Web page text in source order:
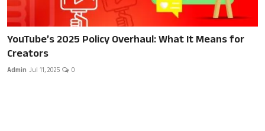
Malayalam
YouTube’s 2025 Policy Overhaul: What It Means for
Creators
Admin Jul 11, 2025 0